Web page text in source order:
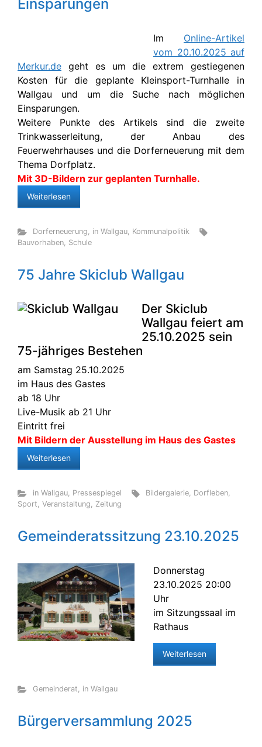
Einsparungen
Im Online-Artikel
vom 20.10.2025 auf
Merkur.de geht es um die extrem gestiegenen
Kosten für die geplante Kleinsport-Turnhalle in
Wallgau und um die Suche nach möglichen
Einsparungen.
Weitere Punkte des Artikels sind die zweite
Trinkwasserleitung, der Anbau des
Feuerwehrhauses und die Dorferneuerung mit dem
Thema Dorfplatz.
Mit 3D-Bildern zur geplanten Turnhalle.
Weiterlesen
Dorferneuerung, in Wallgau, Kommunalpolitik
Bauvorhaben, Schule
75 Jahre Skiclub Wallgau
Der Skiclub
Wallgau feiert am
25.10.2025 sein
75-jähriges Bestehen
am Samstag 25.10.2025
im Haus des Gastes
ab 18 Uhr
Live-Musik ab 21 Uhr
Eintritt frei
Mit Bildern der Ausstellung im Haus des Gastes
Weiterlesen
in Wallgau, Pressespiegel Bildergalerie, Dorfleben,
Sport, Veranstaltung, Zeitung
Gemeinderatssitzung 23.10.2025
Donnerstag
23.10.2025 20:00
Uhr
im Sitzungssaal im
Rathaus
Weiterlesen
Gemeinderat, in Wallgau
Bürgerversammlung 2025